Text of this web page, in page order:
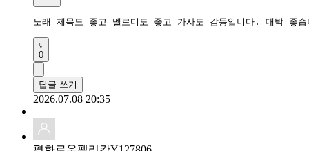
노래 제목도 좋고 멜로디도 좋고 가사도 감동입니다. 대박 좋
0
답글 쓰기
2026.07.08 20:35